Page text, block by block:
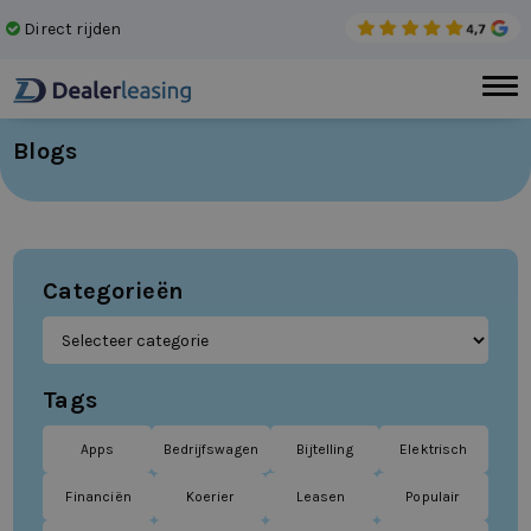
Direct rijden
Blogs
Categorieën
Tags
Apps Bedrijfswagen Bijtelling Elektrisch
Financiën Koerier Leasen Populair